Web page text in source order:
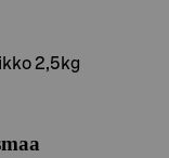
2,5kg